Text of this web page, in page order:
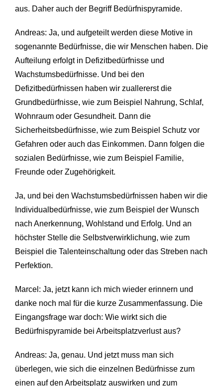
aus. Daher auch der Begriff Bedürfnispyramide.
Andreas: Ja, und aufgeteilt werden diese Motive in
sogenannte Bedürfnisse, die wir Menschen haben. Die
Aufteilung erfolgt in Defizitbedürfnisse und
Wachstumsbedürfnisse. Und bei den
Defizitbedürfnissen haben wir zuallererst die
Grundbedürfnisse, wie zum Beispiel Nahrung, Schlaf,
Wohnraum oder Gesundheit. Dann die
Sicherheitsbedürfnisse, wie zum Beispiel Schutz vor
Gefahren oder auch das Einkommen. Dann folgen die
sozialen Bedürfnisse, wie zum Beispiel Familie,
Freunde oder Zugehörigkeit.
Ja, und bei den Wachstumsbedürfnissen haben wir die
Individualbedürfnisse, wie zum Beispiel der Wunsch
nach Anerkennung, Wohlstand und Erfolg. Und an
höchster Stelle die Selbstverwirklichung, wie zum
Beispiel die Talenteinschaltung oder das Streben nach
Perfektion.
Marcel: Ja, jetzt kann ich mich wieder erinnern und
danke noch mal für die kurze Zusammenfassung. Die
Eingangsfrage war doch: Wie wirkt sich die
Bedürfnispyramide bei Arbeitsplatzverlust aus?
Andreas: Ja, genau. Und jetzt muss man sich
überlegen, wie sich die einzelnen Bedürfnisse zum
einen auf den Arbeitsplatz auswirken und zum